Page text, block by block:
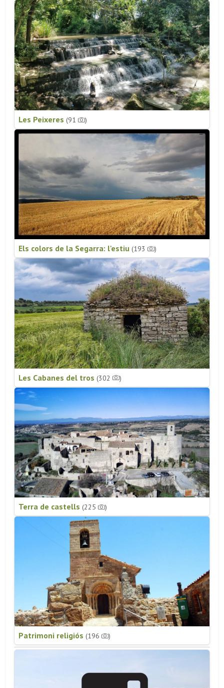
Les Peixeres (91 )
Els colors de la Segarra: l'estiu (193 )
Les Cabanes del tros (302 )
Terra de castells (225 )
Patrimoni religiós (196 )